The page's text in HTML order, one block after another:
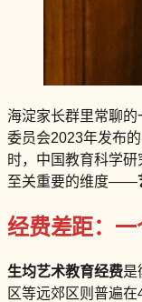
海淀家长群里常聊
委员会2023年发布
时，中国教育科学
至关重要的维度——
经费差距：一
生均艺术教育经费是
区等远郊区则普遍